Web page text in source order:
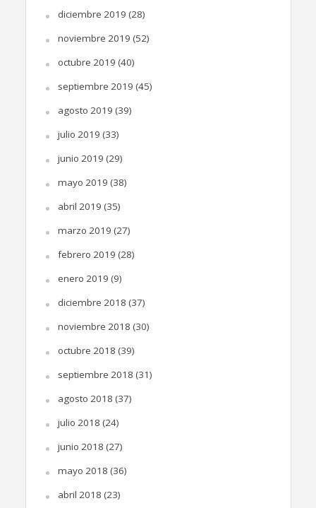
diciembre 2019 (28)
noviembre 2019 (52)
octubre 2019 (40)
septiembre 2019 (45)
agosto 2019 (39)
julio 2019 (33)
junio 2019 (29)
mayo 2019 (38)
abril 2019 (35)
marzo 2019 (27)
febrero 2019 (28)
enero 2019 (9)
diciembre 2018 (37)
noviembre 2018 (30)
octubre 2018 (39)
septiembre 2018 (31)
agosto 2018 (37)
julio 2018 (24)
junio 2018 (27)
mayo 2018 (36)
abril 2018 (23)